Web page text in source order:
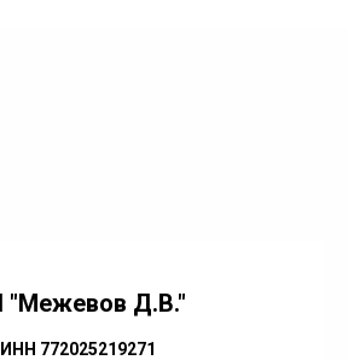
"Межевов Д.В."
ИНН 772025219271